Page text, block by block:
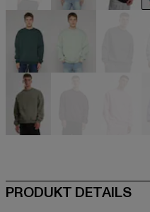
beige beige
grün
PRODUKT DETAILS